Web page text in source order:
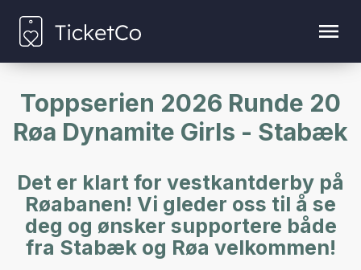
Toppserien 2026 Runde 20
Røa Dynamite Girls - Stabæk
Det er klart for vestkantderby på
Røabanen! Vi gleder oss til å se
deg og ønsker supportere både
fra Stabæk og Røa velkommen!